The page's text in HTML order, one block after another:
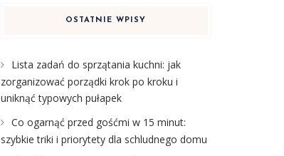
OSTATNIE WPISY
Lista zadań do sprzątania kuchni: jak
zorganizować porządki krok po kroku i
uniknąć typowych pułapek
Co ogarnąć przed gośćmi w 15 minut:
szybkie triki i priorytety dla schludnego domu